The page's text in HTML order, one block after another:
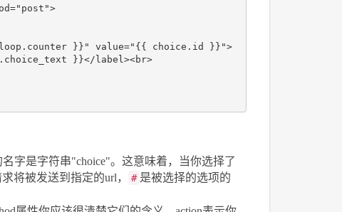
="post">
}}" value="{{ choice.id }}">
}}</ label><br>
字是字符串"choice"。这意味着，当你选择了
将被发送到指定的url， # 是被选择的选项的